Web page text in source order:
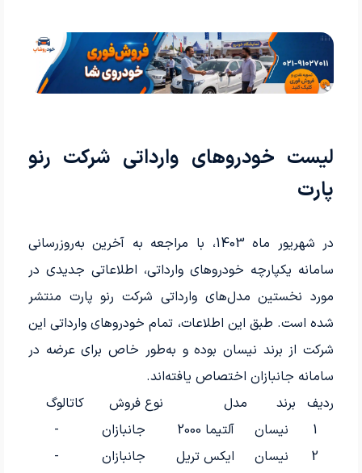
لیست خودروهای وارداتی شرکت رنو
پارت
در شهریور ماه 1403، با مراجعه به آخرین به‌روزرسانی
سامانه یکپارچه خودروهای وارداتی، اطلاعاتی جدیدی در
مورد نخستین مدل‌های وارداتی شرکت رنو پارت منتشر
شده است. طبق این اطلاعات، تمام خودروهای وارداتی این
شرکت از برند نیسان بوده و به‌طور خاص برای عرضه در
سامانه جانبازان اختصاص یافته‌اند.
ردیف برند مدل نوع فروش
کاتالوگ
1
نیسان آلتیما 2000 جانبازان
-
2
نیسان ایکس تریل جانبازان
-